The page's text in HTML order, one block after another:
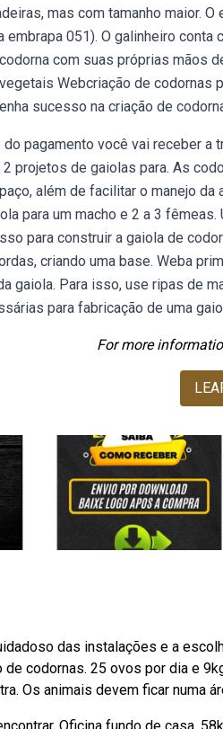
mas com tamanho maior.
embrapa 051). O galinheiro
com suas próprias mãos
Webcriação de codornas
sucesso na criação de
pagamento você vai receber
projetos de gaiolas para. As
além de facilitar o manejo
para um macho e 2 a 3
para construir a gaiola de
criando uma base. Weba
gaiola. Para isso, use ripas de
para fabricação de uma
For more
das instalações e a
codornas. 25 ovos por dia e
Os animais devem ficar numa